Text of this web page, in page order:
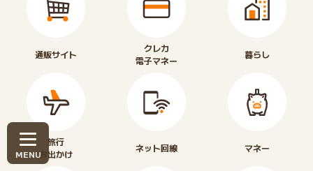
通販サイト
クレカ
電子マネー
暮らし
旅行
お出かけ
ネット回線 マネー